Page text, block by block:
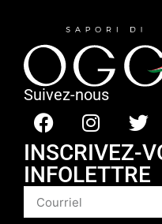
Suivez-nous
INSCRIVEZ-
INFOLETTRE